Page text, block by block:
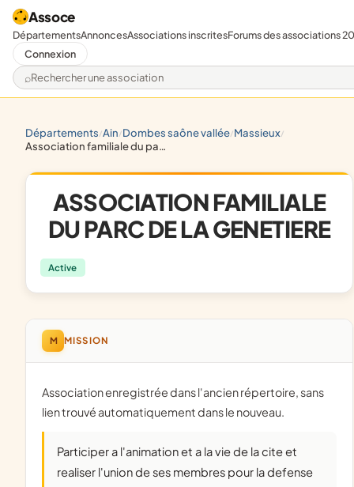
Assoce
Rechercher une association
DépartementsAnnoncesAssociations inscritesForums des associations
Connexion
départements/ ain/ dombes saône vallée/ massieux/
association familiale du parc de la genetiere
ASSOCIATION FAMILIALE
DU PARC DE LA GENETIERE
Active
M MISSION
Association enregistrée dans l'ancien répertoire, sans
lien trouvé automatiquement dans le nouveau.
Participer a l'animation et a la vie de la cite et
realiser l'union de ses membres pour la defense